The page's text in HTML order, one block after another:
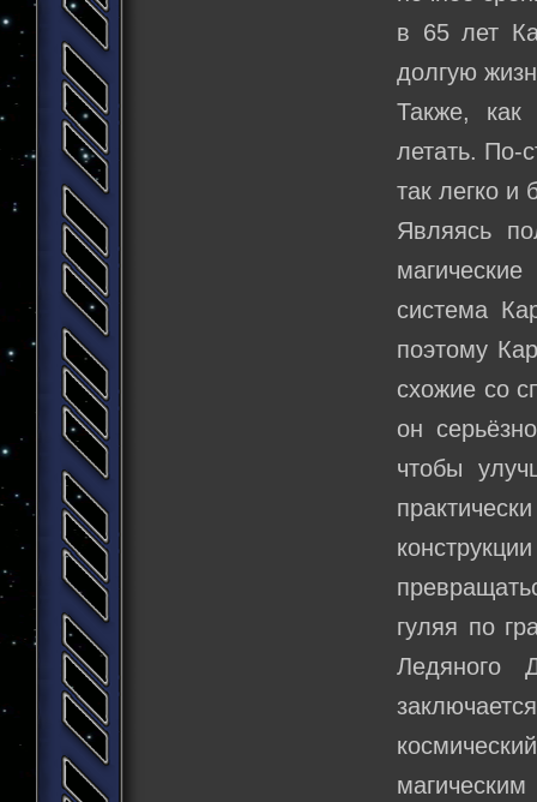
в 65 лет
долгую
Также, как
летать. По-
так легко и
Являясь
система
поэтому
схожие со
он
чтобы
гуляя по
Ледяного